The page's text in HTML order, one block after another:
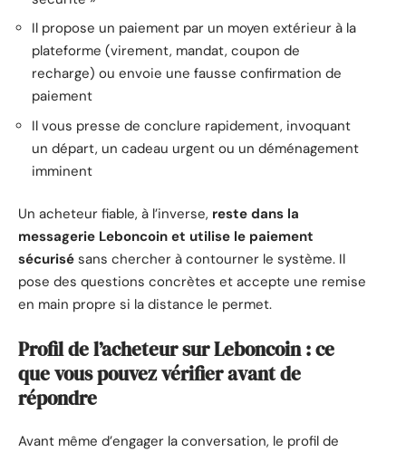
Il propose un paiement par un moyen extérieur à la
plateforme (virement, mandat, coupon de
recharge) ou envoie une fausse confirmation de
paiement
Il vous presse de conclure rapidement, invoquant
un départ, un cadeau urgent ou un déménagement
imminent
Un acheteur fiable, à l’inverse, reste dans la
messagerie Leboncoin et utilise le paiement
sécurisé sans chercher à contourner le système. Il
pose des questions concrètes et accepte une remise
en main propre si la distance le permet.
Profil de l’acheteur sur Leboncoin : ce
que vous pouvez vérifier avant de
répondre
Avant même d’engager la conversation, le profil de